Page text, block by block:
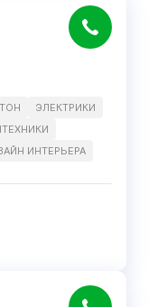
ЭЛЕКТРИКИ
ИНТЕРЬЕРА